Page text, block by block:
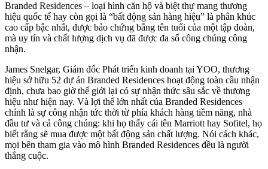
Branded Residences – loại hình căn hộ và biệt thự mang thương
hiệu quốc tế hay còn gọi là “bất động sản hàng hiệu” là phân khúc
cao cấp bậc nhất, được bảo chứng bằng tên tuổi của một tập đoàn,
mà uy tín và chất lượng dịch vụ đã được đa số công chúng công
nhận.
James Snelgar, Giám đốc Phát triển kinh doanh tại YOO, thương
hiệu sở hữu 52 dự án Branded Residences hoạt động toàn cầu nhận
định, chưa bao giờ thế giới lại có sự nhận thức sâu sắc về thương
hiệu như hiện nay. Và lợi thế lớn nhất của Branded Residences
chính là sự công nhận tức thời từ phía khách hàng tiềm năng, nhà
đầu tư và cả công chúng: khi họ thấy cái tên Marriott hay Sofitel, họ
biết rằng sẽ mua được một bất động sản chất lượng. Nói cách khác,
mọi bên tham gia vào mô hình Branded Residences đều là người
thắng cuộc.